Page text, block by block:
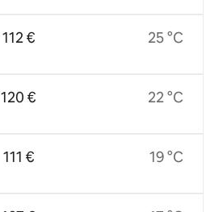
112 €
120 €
111 €
25 °C
22 °C
19 °C